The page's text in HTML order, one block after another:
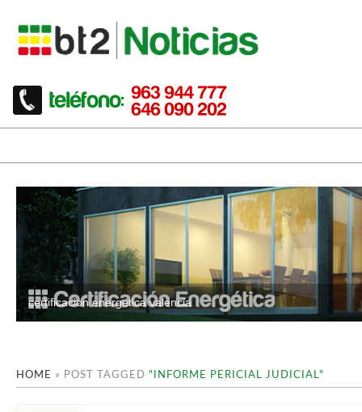
certificacion energetica valencia
HOME » POST TAGGED "INFORME PERICIAL JUDICIAL"